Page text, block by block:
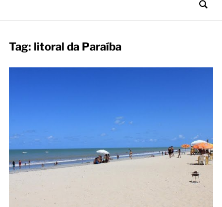
Tag: litoral da Paraíba